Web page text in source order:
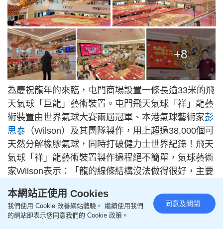
+8
為慶祝龍年的來臨，屯門商場設置一條長逾33米的飛
天氣球「巨龍」藝術裝置。屯門飛天氣球「祥」龍藝
術裝置由世界氣球大賽兩屆冠軍、本港氣球藝術家彭
思泰 （Wilson）及其團隊製作，用上超過38,000個可
天然分解橡膠氣球，同時打破健力士世界紀錄！飛天
氣球「祥」龍藝術裝置製作過程絕不簡單，氣球藝術
家Wilson表示：「龍的線條結構沒法做得很好，主要
條等），必須全氣球製作，這為我們在製作上，帶來
非常大的挑戰。」但最後氣球裝置都順利完成，大家
本網站正使用 Cookies
我們使用 Cookie 改善網站體驗。 繼續使用我們
的網站即表示您同意我們的 Cookie 政策。
同意及關閉